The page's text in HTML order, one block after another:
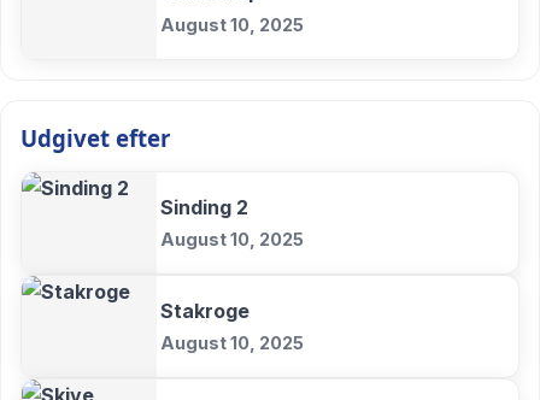
August 10, 2025
Udgivet efter
Sinding 2
August 10, 2025
Stakroge
August 10, 2025